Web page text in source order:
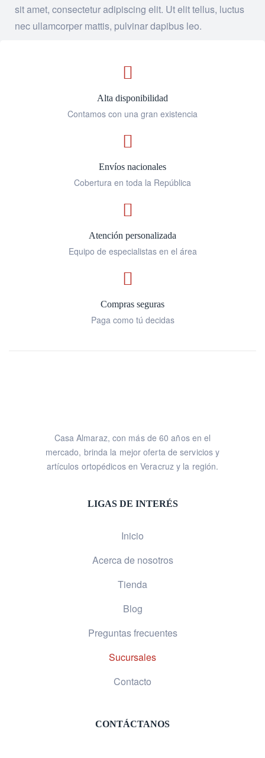
sit amet, consectetur adipiscing elit. Ut elit tellus, luctus
nec ullamcorper mattis, pulvinar dapibus leo.
Alta disponibilidad
Contamos con una gran existencia
Envíos nacionales
Cobertura en toda la República
Atención personalizada
Equipo de especialistas en el área
Compras seguras
Paga como tú decidas
Casa Almaraz, con más de 60 años en el
mercado, brinda la mejor oferta de servicios y
artículos ortopédicos en Veracruz y la región.
LIGAS DE INTERÉS
Inicio
Acerca de nosotros
Tienda
Blog
Preguntas frecuentes
Sucursales
Contacto
CONTÁCTANOS